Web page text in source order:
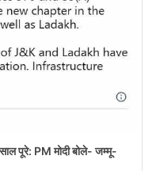
पूरे: PM मोदी बोले- जम्मू-